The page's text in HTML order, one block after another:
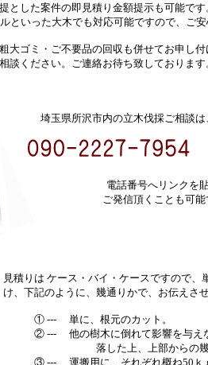
見積りは ケース・バイ・ケースですので、
け、下記のように、幾通りかで、お伝えさ
① --- 単に、根元のカット。
② --- 他の樹木に倒れて影響を与えな
落した上、上部からの幾度か
③ --- 運搬用に、それぞれ概ね50ｋｇ
とした案件の即見積り金額提示も可能で
といった大木でも対応可能ですので、ご
大ゴミ・ご不要品の回収も併せてお申し
談ください。ご連絡お待ち致しております
埼玉県所沢市内の立木伐採ご相談
電話番号へリンクを
ご発信頂くことも可